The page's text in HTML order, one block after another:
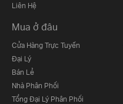
Liên Hệ
Mua ở đâu
Cửa Hàng Trực Tuyến
Đại Lý
Bán Lẻ
Nhà Phân Phối
Tổng Đại Lý Phân Phối